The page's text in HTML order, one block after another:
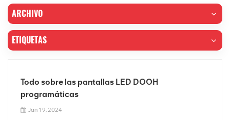
ARCHIVO
ETIQUETAS
Todo sobre las pantallas LED DOOH
programáticas
Jan 19, 2024